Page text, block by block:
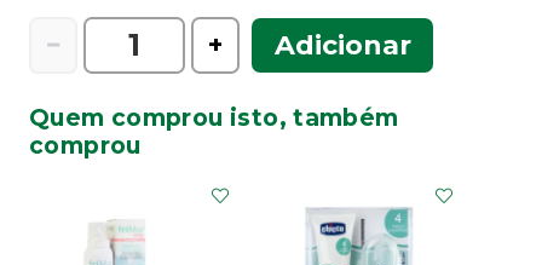
−
Quantidade
Nan
Total
+ Adicionar
Quem comprou isto, também
comprou